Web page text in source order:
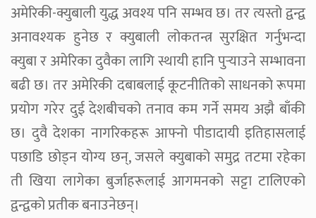
अमेरिकी-क्युबाली युद्ध अवश्य पनि सम्भव छ। तर त्यस्तो द्वन्द्व
अनावश्यक हुनेछ र क्युबाली लोकतन्त्र सुरक्षित गर्नुभन्दा
क्युबा र अमेरिका दुवैका लागि स्थायी हानि पुर्‍याउने सम्भावना
बढी छ। तर अमेरिकी दबाबलाई कूटनीतिको साधनको रूपमा
प्रयोग गरेर दुई देशबीचको तनाव कम गर्ने समय अझै बाँकी
छ। दुवै देशका नागरिकहरू आफ्नो पीडादायी इतिहासलाई
पछाडि छोड्न योग्य छन्, जसले क्युबाको समुद्र तटमा रहेका
ती खिया लागेका बुर्जाहरूलाई आगमनको सट्टा टालिएको
द्वन्द्वको प्रतीक बनाउनेछन्।